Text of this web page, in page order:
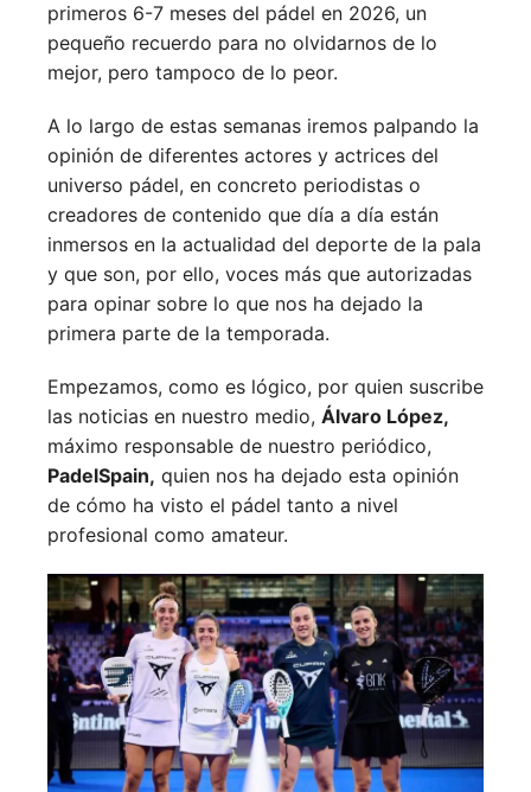
primeros 6-7 meses del pádel en 2026, un
pequeño recuerdo para no olvidarnos de lo
mejor, pero tampoco de lo peor.
A lo largo de estas semanas iremos palpando la
opinión de diferentes actores y actrices del
universo pádel, en concreto periodistas o
creadores de contenido que día a día están
inmersos en la actualidad del deporte de la pala
y que son, por ello, voces más que autorizadas
para opinar sobre lo que nos ha dejado la
primera parte de la temporada.
Empezamos, como es lógico, por quien suscribe
las noticias en nuestro medio, Álvaro López,
máximo responsable de nuestro periódico,
PadelSpain, quien nos ha dejado esta opinión
de cómo ha visto el pádel tanto a nivel
profesional como amateur.